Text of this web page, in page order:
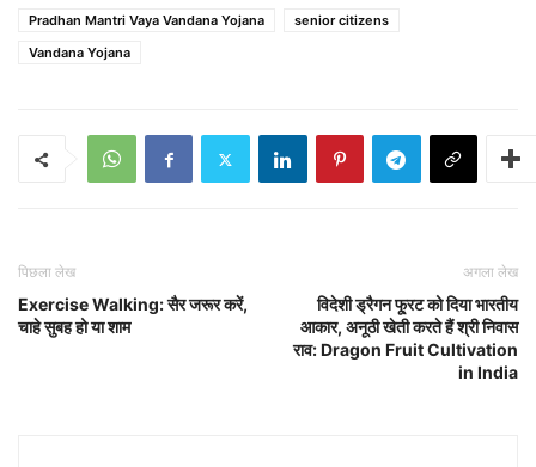
Pradhan Mantri Vaya Vandana Yojana
senior citizens
Vandana Yojana
पिछला लेख
Exercise Walking: सैर जरूर करें,
चाहे सुबह हो या शाम
अगला लेख
विदेशी ड्रैगन फू्रट को दिया भारतीय
आकार, अनूठी खेती करते हैं श्री निवास
राव: Dragon Fruit Cultivation
in India